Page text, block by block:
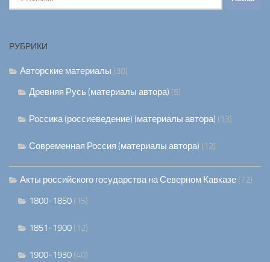
РУБРИКИ
Авторские материалы (30)
Древняя Русь (материалы автора) (5)
Россика (россиеведение) (материалы автора) (13)
Современная Россия (материалы автора) (12)
Акты российского государства на Северном Кавказе (72)
1800-1850 (15)
1851-1900 (12)
1900-1930 (40)